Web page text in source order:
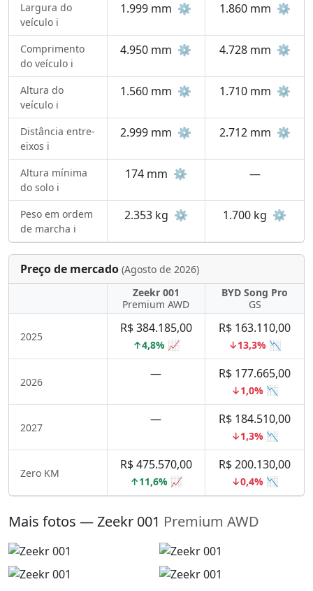
Largura do
veículo ℹ️
1.999 mm ⚙️ 1.860 mm ⚙️
Comprimento
do veículo ℹ️
4.950 mm ⚙️ 4.728 mm ⚙️
Altura do
veículo ℹ️
1.560 mm ⚙️ 1.710 mm ⚙️
Distância entre-
eixos ℹ️
2.999 mm ⚙️ 2.712 mm ⚙️
Altura mínima
do solo ℹ️
174 mm ⚙️ —
Peso em ordem
de marcha ℹ️
2.353 kg ⚙️ 1.700 kg ⚙️
Preço de mercado (Agosto de 2026)
Zeekr 001
Premium AWD
BYD Song Pro
GS
2025
R$ 384.185,00
↑4,8% 📈
R$ 163.110,00
↓13,3% 📉
2026
— R$ 177.665,00
↓1,0% 📉
2027
— R$ 184.510,00
↓1,3% 📉
Zero KM
R$ 475.570,00
↑11,6% 📈
R$ 200.130,00
↓0,4% 📉
Mais fotos — Zeekr 001 Premium AWD